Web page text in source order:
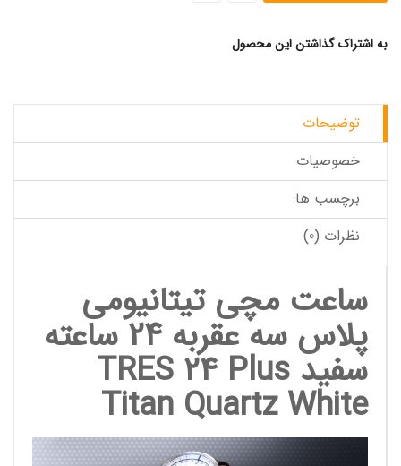
به اشتراک گذاشتن این محصول
توضیحات
خصوصیات
برچسب ها:
نظرات (0)
ساعت مچی تیتانیومی
پلاس سه عقربه 24 ساعته
سفید TRES 24 Plus
Titan Quartz White